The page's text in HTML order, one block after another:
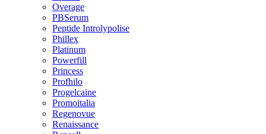
Overage
PBSerum
Peptide Introlypolise
Phillex
Platinum
Powerfill
Princess
Profhilo
Progelcaine
Promoitalia
Regenovue
Renaissance